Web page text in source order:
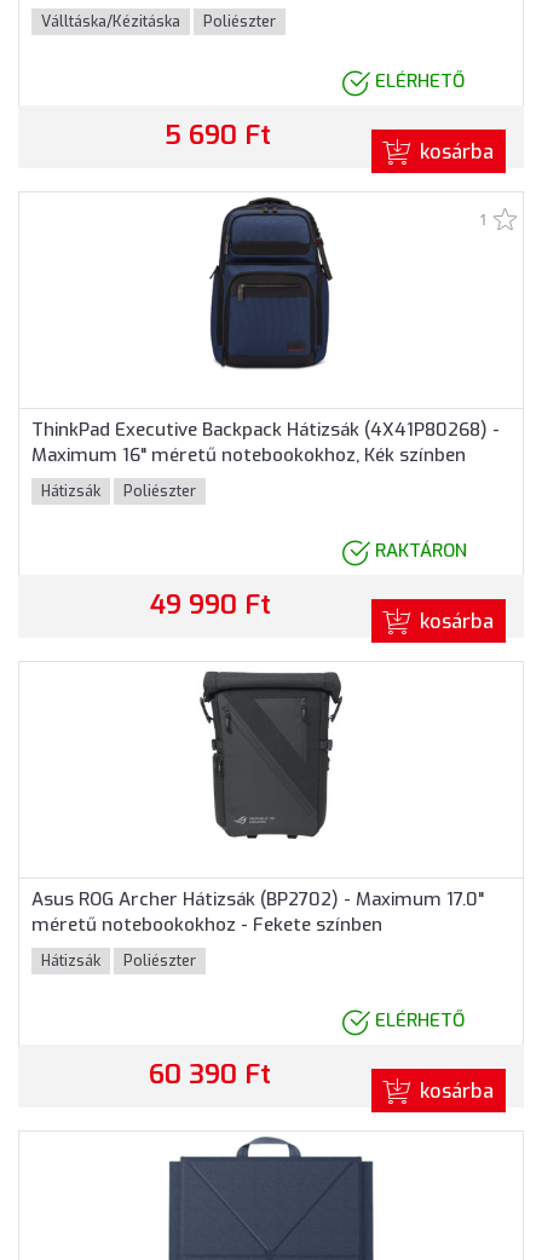
Válltáska/Kézitáska Poliészter
ELÉRHETŐ
5 690 Ft kosárba
1
ThinkPad Executive Backpack Hátizsák (4X41P80268) -
Maximum 16" méretű notebookokhoz, Kék színben
Hátizsák Poliészter
RAKTÁRON
49 990 Ft kosárba
Asus ROG Archer Hátizsák (BP2702) - Maximum 17.0"
méretű notebookokhoz - Fekete színben
Hátizsák Poliészter
ELÉRHETŐ
60 390 Ft kosárba